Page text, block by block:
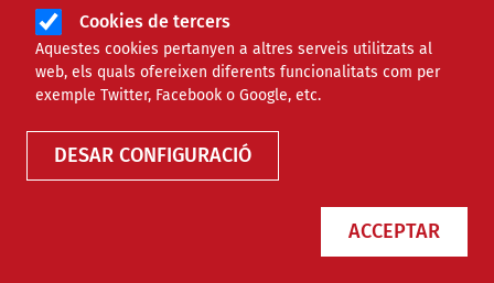
Cookies de tercers
Aquestes cookies pertanyen a altres serveis utilitzats al
web, els quals ofereixen diferents funcionalitats com per
exemple Twitter, Facebook o Google, etc.
DESAR CONFIGURACIÓ
ACCEPTAR